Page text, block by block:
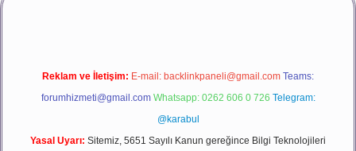
Reklam ve İletişim: E-mail: backlinkpaneli@gmail.com Teams:
forumhizmeti@gmail.com Whatsapp: 0262 606 0 726 Telegram:
@karabul
Yasal Uyarı: Sitemiz, 5651 Sayılı Kanun gereğince Bilgi Teknolojileri